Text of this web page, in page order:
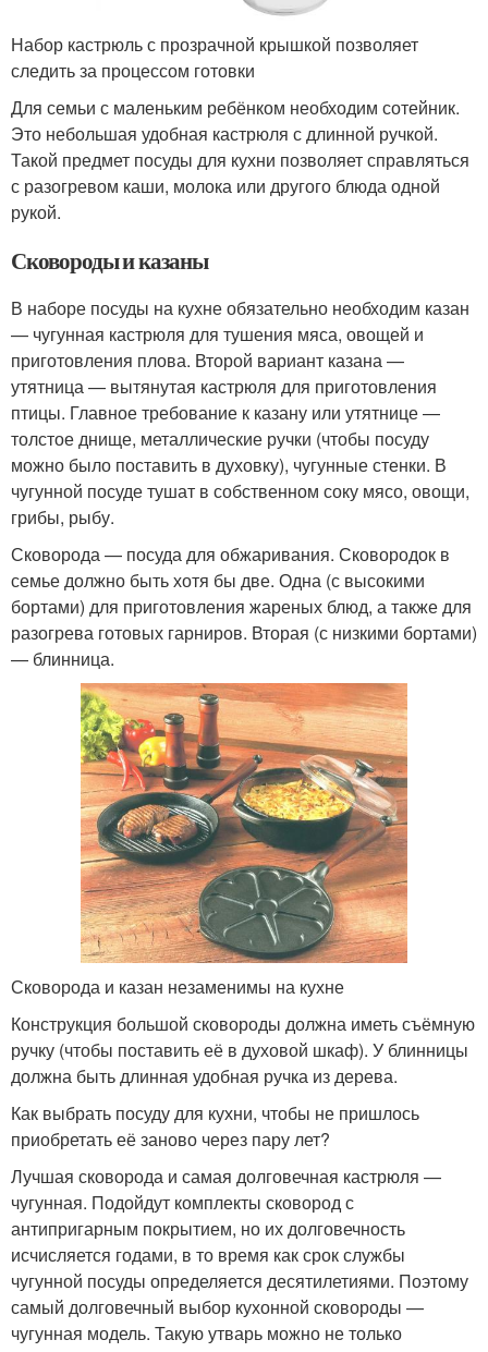
Набор кастрюль с прозрачной крышкой позволяет
следить за процессом готовки
Для семьи с маленьким ребёнком необходим сотейник.
Это небольшая удобная кастрюля с длинной ручкой.
Такой предмет посуды для кухни позволяет справляться
с разогревом каши, молока или другого блюда одной
рукой.
Сковороды и казаны
В наборе посуды на кухне обязательно необходим казан
— чугунная кастрюля для тушения мяса, овощей и
приготовления плова. Второй вариант казана —
утятница — вытянутая кастрюля для приготовления
птицы. Главное требование к казану или утятнице —
толстое днище, металлические ручки (чтобы посуду
можно было поставить в духовку), чугунные стенки. В
чугунной посуде тушат в собственном соку мясо, овощи,
грибы, рыбу.
Сковорода — посуда для обжаривания. Сковородок в
семье должно быть хотя бы две. Одна (с высокими
бортами) для приготовления жареных блюд, а также для
разогрева готовых гарниров. Вторая (с низкими бортами)
— блинница.
Сковорода и казан незаменимы на кухне
Конструкция большой сковороды должна иметь съёмную
ручку (чтобы поставить её в духовой шкаф). У блинницы
должна быть длинная удобная ручка из дерева.
Как выбрать посуду для кухни, чтобы не пришлось
приобретать её заново через пару лет?
Лучшая сковорода и самая долговечная кастрюля —
чугунная. Подойдут комплекты сковород с
антипригарным покрытием, но их долговечность
исчисляется годами, в то время как срок службы
чугунной посуды определяется десятилетиями. Поэтому
самый долговечный выбор кухонной сковороды —
чугунная модель. Такую утварь можно не только